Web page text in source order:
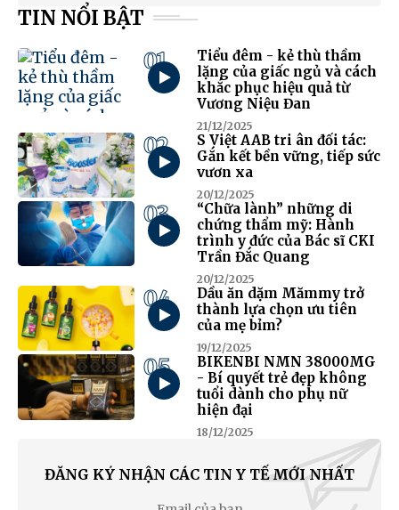
TIN NỔI BẬT
01
Tiểu đêm - kẻ thù thầm
lặng của giấc ngủ và cách
khắc phục hiệu quả từ
Vương Niệu Đan
21/12/2025
02
S Việt AAB tri ân đối tác:
Gắn kết bền vững, tiếp sức
vươn xa
20/12/2025
03
“Chữa lành” những di
chứng thẩm mỹ: Hành
trình y đức của Bác sĩ CKI
Trần Đắc Quang
20/12/2025
04
Dầu ăn dặm Mămmy trở
thành lựa chọn ưu tiên
của mẹ bỉm?
19/12/2025
05
BIKENBI NMN 38000MG
- Bí quyết trẻ đẹp không
tuổi dành cho phụ nữ
hiện đại
18/12/2025
ĐĂNG KÝ NHẬN CÁC TIN Y TẾ MỚI NHẤT